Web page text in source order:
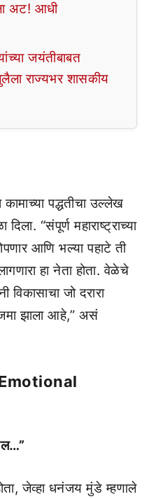
अट! आधी
जयंतीबाबत
राज्यभर शासकीय
पद्धतीचा उल्लेख
“संपूर्ण महाराष्ट्राच्या
आणि भल्या पहाटे ती
हा नेता होता. वेळेचे
जो दरारा
झाला आहे,” असं
जेव्हा धनंजय मुंडे म्हणाले